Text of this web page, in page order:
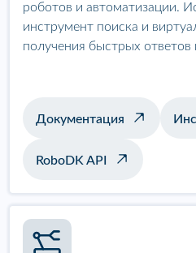
роботов и автоматизации.
инструмент поиска и
получения быстрых
Документация
RoboDK API